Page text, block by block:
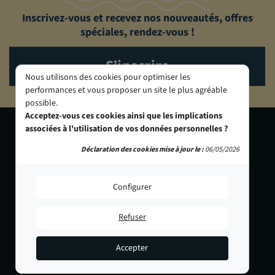
2 349,00 €
Inscrivez-vous et recevez nos nouveautés, offres
spéciales, rendez-vous !
S’inscrire
BORDEAUX
9, bd des Filles-du-Calvaire
01 40 29 91 91
NUMÉRIPHOT
24 Rue de l'Hôtel des Postes
04 93 01 52 25
Nous utilisons des cookies pour optimiser les
performances et vous proposer un site le plus agréable
possible.
Acceptez-vous ces cookies ainsi que les implications
associées à l'utilisation de vos données personnelles ?
Configurer
Refuser
Accepter
Déclaration des cookies mise à jour le :06/05/2026